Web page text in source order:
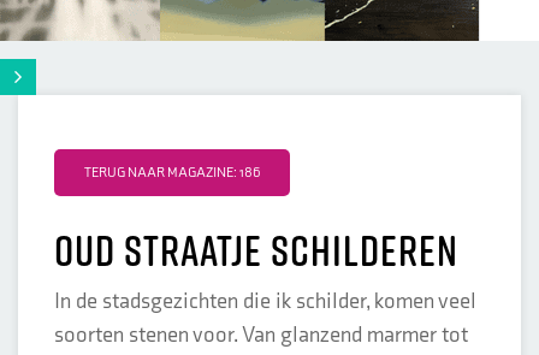
TERUG NAAR MAGAZINE: 186
Oud straatje schilderen
In de stadsgezichten die ik schilder, komen veel
soorten stenen voor. Van glanzend marmer tot